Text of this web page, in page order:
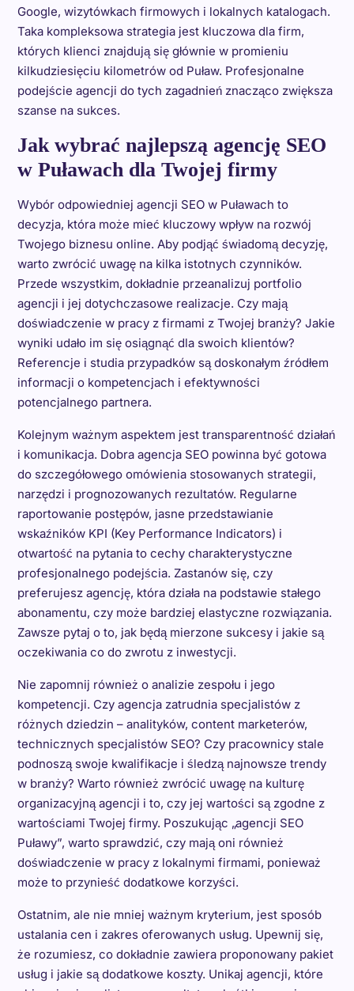
Google, wizytówkach firmowych i lokalnych katalogach.
Taka kompleksowa strategia jest kluczowa dla firm,
których klienci znajdują się głównie w promieniu
kilkudziesięciu kilometrów od Puław. Profesjonalne
podejście agencji do tych zagadnień znacząco zwiększa
szanse na sukces.
Jak wybrać najlepszą agencję SEO
w Puławach dla Twojej firmy
Wybór odpowiedniej agencji SEO w Puławach to
decyzja, która może mieć kluczowy wpływ na rozwój
Twojego biznesu online. Aby podjąć świadomą decyzję,
warto zwrócić uwagę na kilka istotnych czynników.
Przede wszystkim, dokładnie przeanalizuj portfolio
agencji i jej dotychczasowe realizacje. Czy mają
doświadczenie w pracy z firmami z Twojej branży? Jakie
wyniki udało im się osiągnąć dla swoich klientów?
Referencje i studia przypadków są doskonałym źródłem
informacji o kompetencjach i efektywności
potencjalnego partnera.
Kolejnym ważnym aspektem jest transparentność działań
i komunikacja. Dobra agencja SEO powinna być gotowa
do szczegółowego omówienia stosowanych strategii,
narzędzi i prognozowanych rezultatów. Regularne
raportowanie postępów, jasne przedstawianie
wskaźników KPI (Key Performance Indicators) i
otwartość na pytania to cechy charakterystyczne
profesjonalnego podejścia. Zastanów się, czy
preferujesz agencję, która działa na podstawie stałego
abonamentu, czy może bardziej elastyczne rozwiązania.
Zawsze pytaj o to, jak będą mierzone sukcesy i jakie są
oczekiwania co do zwrotu z inwestycji.
Nie zapomnij również o analizie zespołu i jego
kompetencji. Czy agencja zatrudnia specjalistów z
różnych dziedzin – analityków, content marketerów,
technicznych specjalistów SEO? Czy pracownicy stale
podnoszą swoje kwalifikacje i śledzą najnowsze trendy
w branży? Warto również zwrócić uwagę na kulturę
organizacyjną agencji i to, czy jej wartości są zgodne z
wartościami Twojej firmy. Poszukując „agencji SEO
Puławy”, warto sprawdzić, czy mają oni również
doświadczenie w pracy z lokalnymi firmami, ponieważ
może to przynieść dodatkowe korzyści.
Ostatnim, ale nie mniej ważnym kryterium, jest sposób
ustalania cen i zakres oferowanych usług. Upewnij się,
że rozumiesz, co dokładnie zawiera proponowany pakiet
usług i jakie są dodatkowe koszty. Unikaj agencji, które